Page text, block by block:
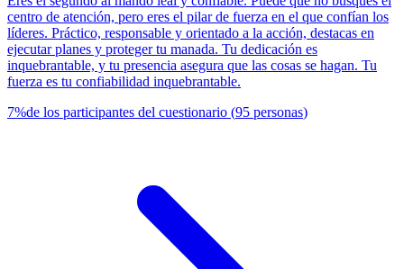
centro de atención, pero eres el pilar de fuerza en el que confían los
líderes. Práctico, responsable y orientado a la acción, destacas en
ejecutar planes y proteger tu manada. Tu dedicación es
inquebrantable, y tu presencia asegura que las cosas se hagan. Tu
fuerza es tu confiabilidad inquebrantable.
7%de los participantes del cuestionario (95 personas)